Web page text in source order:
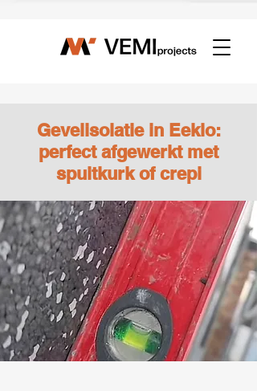
Gevelisolatie in Eeklo:
perfect afgewerkt met
spuitkurk of crepi